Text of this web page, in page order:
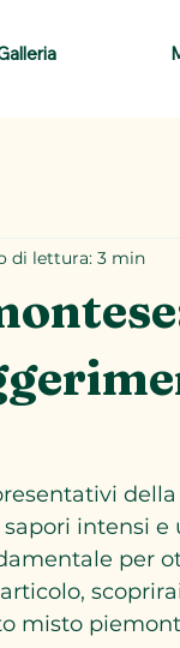
di lettura: 3 min
intensi
per
misto